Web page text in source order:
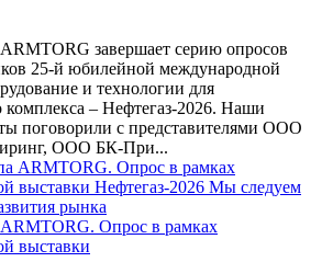
завершает серию опросов
25-й юбилейной международной
и технологии для
комплекса – Нефтегаз-2026. Наши
поговорили с представителями ООО
ООО БК-При...
Опрос в рамках
выставки